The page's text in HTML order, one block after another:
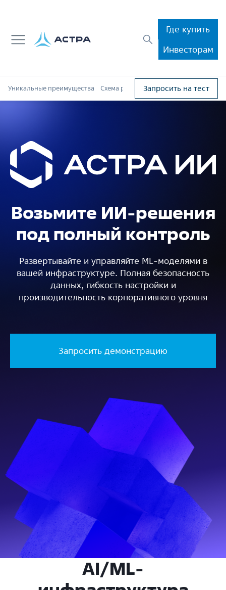
Где купить
Инвесторам
Уникальные преимущества Схема работы конвейера Ценность
Запросить на тест
Возьмите ИИ-решения
под полный контроль
Развертывайте и управляйте ML-моделями в
вашей инфраструктуре. Полная безопасность
данных, гибкость настройки и
производительность корпоративного уровня
Запросить демонстрацию
AI/ML-